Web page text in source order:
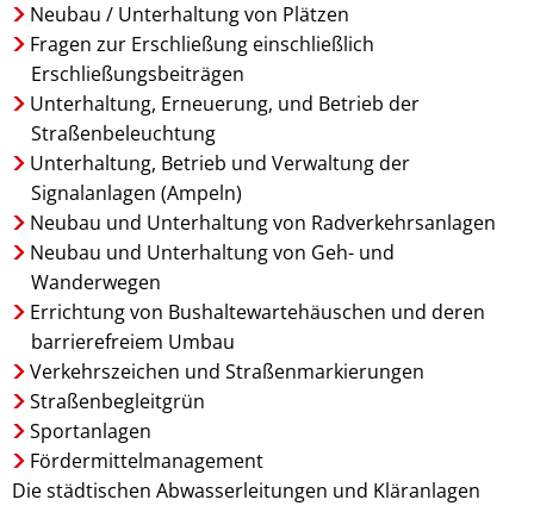
Neubau / Unterhaltung von Plätzen
Fragen zur Erschließung einschließlich
Erschließungsbeiträgen
Unterhaltung, Erneuerung, und Betrieb der
Straßenbeleuchtung
Unterhaltung, Betrieb und Verwaltung der
Signalanlagen (Ampeln)
Neubau und Unterhaltung von Radverkehrsanlagen
Neubau und Unterhaltung von Geh- und
Wanderwegen
Errichtung von Bushaltewartehäuschen und deren
barrierefreiem Umbau
Verkehrszeichen und Straßenmarkierungen
Straßenbegleitgrün
Sportanlagen
Fördermittelmanagement
Die städtischen Abwasserleitungen und Kläranlagen